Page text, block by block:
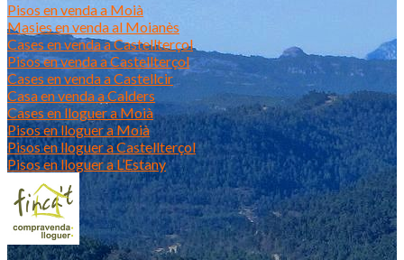
Pisos en venda a Moià
Masies en venda al Moianès
Cases en venda a Castellterçol
Pisos en venda a Castellterçol
Cases en venda a Castellcir
Casa en venda a Calders
Cases en lloguer a Moià
Pisos en lloguer a Moià
Pisos en lloguer a Castellterçol
Pisos en lloguer a L’Estany